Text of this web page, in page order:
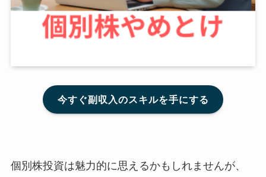
今すぐ副収入のスキルを手にする
個別株投資は魅力的に思えるかもしれませんが、